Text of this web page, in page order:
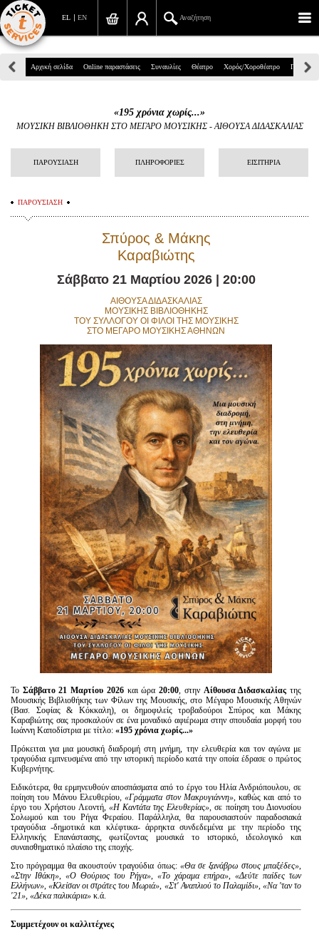
EN
EL Αναζήτηση
Πανεπιστημίου 39, Αθήνα
info@ticketservices.gr
Αναζήτηση
Σύνδεση/Εγγραφή
Αναζήτηση παραγγελίας
Προσωπικά Δεδομένα
Είσοδος διαχειριστή
Αρχική σελίδα Online παραστάσεις Συναυλίες Θέατρο Χορός/Χοροθέατρο Παιδικά
«195 χρόνια χωρίς...»
ΜΟΥΣΙΚΗ ΒΙΒΛΙΟΘΗΚΗ ΣΤΟ ΜΕΓΑΡΟ ΜΟΥΣΙΚΗΣ-ΑΙΘΟΥΣΑ ΔΙΔΑΣΚΑΛΙΑΣ
ΠΑΡΟΥΣΙΑΣΗ ΠΛΗΡΟΦΟΡΙΕΣ ΕΙΣΙΤΗΡΙΑ
ΠΑΡΟΥΣΙΑΣΗ
Σπύρος & Μάκης
Καραβιώτης
Σάββατο 21 Μαρτίου 2026 | 20:00
ΑΙΘΟΥΣΑ ΔΙΔΑΣΚΑΛΙΑΣ
ΜΟΥΣΙΚΗΣ ΒΙΒΛΙΟΘΗΚΗΣ
ΤΟΥ ΣΥΛΛΟΓΟΥ ΟΙ ΦΙΛΟΙ ΤΗΣ ΜΟΥΣΙΚΗΣ
ΣΤΟ ΜΕΓΑΡΟ ΜΟΥΣΙΚΗΣ ΑΘΗΝΩΝ
Το Σάββατο 21 Μαρτίου 2026και ώρα20:00, στην Αίθουσα Διδασκαλίας της
Μουσικής Βιβλιοθήκης των Φίλων της Μουσικής, στο Μέγαρο Μουσικής Αθηνών
(Βασ. Σοφίας & Κόκκαλη), οι δημοφιλείς τροβαδούροι Σπύρος και Μάκης
Καραβιώτης σας προσκαλούν σε ένα μοναδικό αφιέρωμα στην σπουδαία μορφή του
Ιωάννη Καποδίστρια με τίτλο: «195 χρόνια χωρίς...»
Πρόκειται για μια μουσική διαδρομή στη μνήμη, την ελευθερία και τον αγώνα με
τραγούδια εμπνευσμένα από την ιστορική περίοδο κατά την οποία έδρασε ο πρώτος
Κυβερνήτης.
Ειδικότερα, θα ερμηνευθούν αποσπάσματα από το έργο του Ηλία Ανδριόπουλου, σε
ποίηση του Μάνου Ελευθερίου,«Γράμματα στον Μακρυγιάννη», καθώς και από το
έργο του Χρήστου Λεοντή, «Η Καντάτα της Ελευθερίας», σε ποίηση του Διονυσίου
Σολωμού και του Ρήγα Φεραίου. Παράλληλα, θα παρουσιαστούν παραδοσιακά
τραγούδια -δημοτικά και κλέφτικα- άρρηκτα συνδεδεμένα με την περίοδο της
Ελληνικής Επανάστασης, φωτίζοντας μουσικά το ιστορικό, ιδεολογικό και
συναισθηματικό πλαίσιο της εποχής.
Στο πρόγραμμα θα ακουστούν τραγούδια όπως: «Θα σε ξανάβρω στους μπαξέδες»,
«Στην Ιθάκη», «Ο Θούριος του Ρήγα», «Το χάραμα επήρα», «Δεύτε παίδες των
Ελλήνων»,«Κλείσαν οι στράτες του Μωριά», «Στ' Αναπλιού το Παλαμίδι», «Να 'ταν το
'21», «Δέκα παλικάρια» κ.ά.
Συμμετέχουν οι καλλιτέχνες